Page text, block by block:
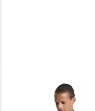
Langarmhemd
Mw Premium Stretch
60,00 €